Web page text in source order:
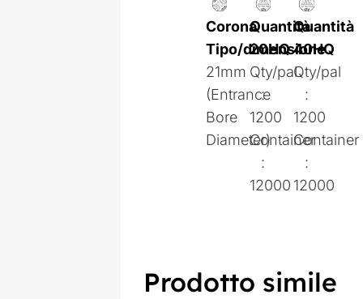
Corona
Tipo/dimensione
21mm
(Entrance
Bore
Diameter)
Quantità
20HQ
Qty/pal
:
1200
Container
:
12000
Quantità
40HQ
Qty/pal
:
1200
Container
:
12000
Prodotto simile